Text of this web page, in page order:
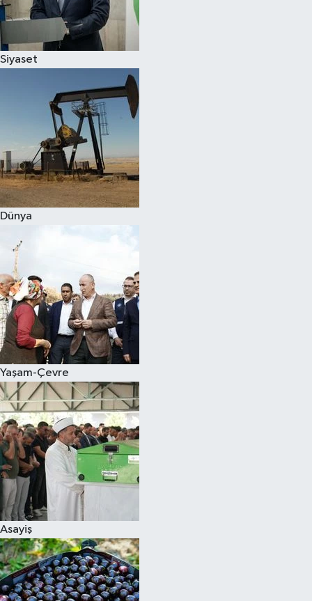
Siyaset
Dünya
Yaşam-Çevre
Asayiş
Spor
Çocuk
Eğitim
Hava Durumu
Kadın
Kültür Sanat
Sağlık
Siyaset
Teknoloji
Televizyon
Yaşam-Çevre